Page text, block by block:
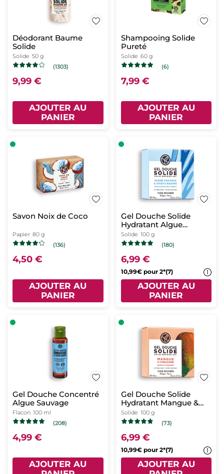
Déodorant Baume
Solide
Solide 50 g
(1303)
9,99 €
AJOUTER AU
PANIER
Shampooing Solide
Pureté
Solide 60 g
(6)
7,99 €
AJOUTER AU
PANIER
Savon Noix de Coco
Papier 80 g
(136)
4,50 €
AJOUTER AU
PANIER
Gel Douche Solide
Hydratant Algue
Sauvage & Criste
Marine
Solide 100 g
(180)
6,99 €
10,99€ pour 2*(7)
AJOUTER AU
PANIER
Gel Douche Concentré
Algue Sauvage
Flacon 100 ml
(208)
4,99 €
AJOUTER AU
Gel Douche Solide
Hydratant Mangue &
Coriandre
Solide 100 g
(73)
6,99 €
10,99€ pour 2*(7)
AJOUTER AU